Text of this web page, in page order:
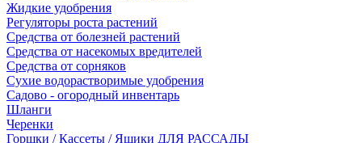
Жидкие удобрения
Регуляторы роста растений
Средства от болезней растений
Средства от насекомых вредителей
Средства от сорняков
Сухие водорастворимые удобрения
Садово - огородный инвентарь
Шланги
Черенки
Горшки / Кассеты / Ящики ДЛЯ РАССАДЫ